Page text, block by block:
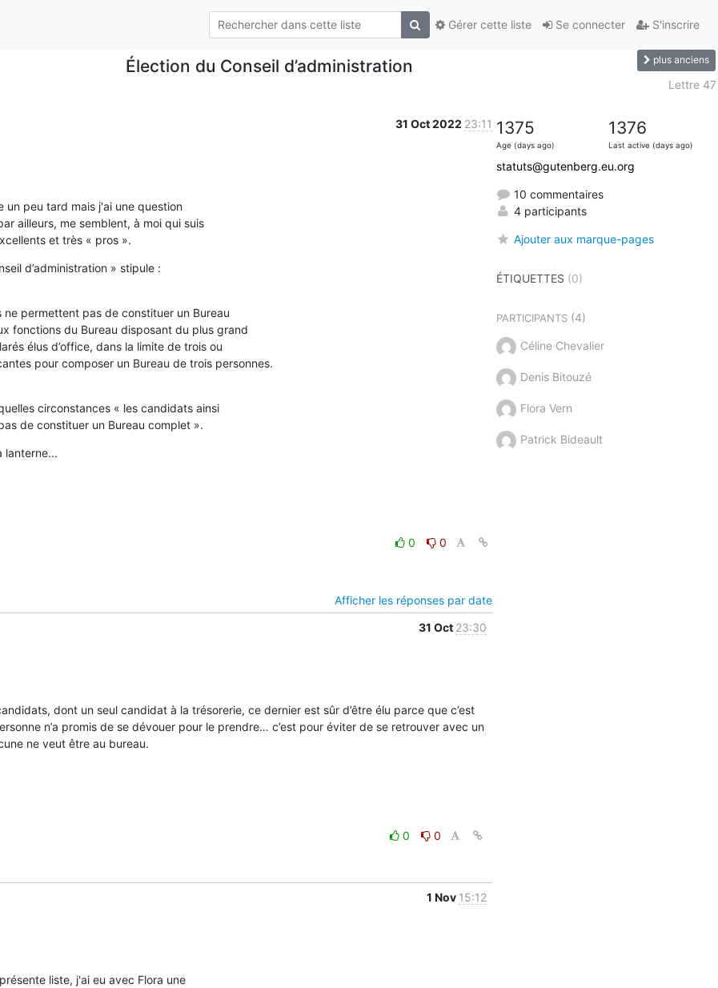
Se connecter S'inscrire
Gérer cette liste
Élection du Conseil d’administration plus anciens
Lettre 47
31 Oct 2022 23:11
un peu tard mais j'ai une question
ailleurs, me semblent, à moi qui suis
et très « pros ».
d’administration » stipule :
circonstances « les candidats ainsi
de constituer un Bureau complet ».
lanterne...
0
0
Afficher les réponses par date
31 Oct 23:30
dont un seul candidat à la trésorerie, ce dernier est sûr d’être élu parce que c’est
n’a promis de se dévouer pour le prendre… c’est pour éviter de se retrouver avec un
ne veut être au bureau.
0
0
1 Nov 15:12
liste, j'ai eu avec Flora une
1375
Age (days ago)
1376
Last active (days ago)
statuts@gutenberg.eu.org
10 commentaires
4 participants
Ajouter aux marque-pages
ÉTIQUETTES (0)
PARTICIPANTS(4)
Céline Chevalier
Denis Bitouzé
Flora Vern
Patrick Bideault